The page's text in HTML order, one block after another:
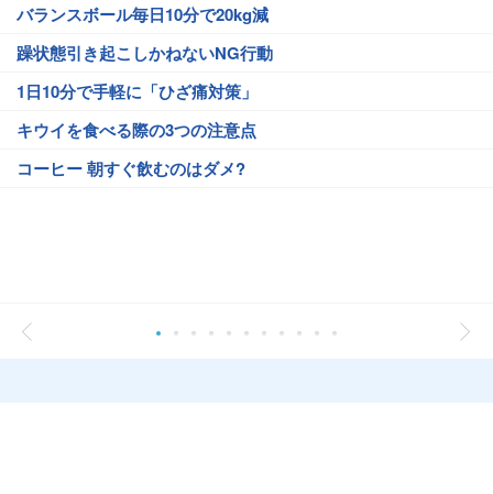
バランスボール毎日10分で20kg減
躁状態引き起こしかねないNG行動
1日10分で手軽に「ひざ痛対策」
キウイを食べる際の3つの注意点
コーヒー 朝すぐ飲むのはダメ?